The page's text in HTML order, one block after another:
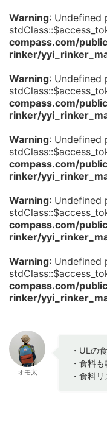
Warning: Undefined
compass.com/
rinker/
Warning: Undefined
compass.com/
rinker/
Warning: Undefined
compass.com/
rinker/
Warning: Undefined
compass.com/
rinker/
Warning: Undefined
compass.com/
rinker/
オモ太
・ULの
・食料
・食料